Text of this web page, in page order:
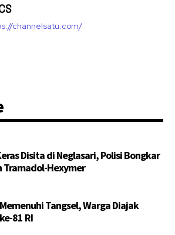
channelsatu.com/
Disita di Neglasari, Polisi Bongkar
Tramadol-Hexymer
Tangsel, Warga Diajak
81 RI